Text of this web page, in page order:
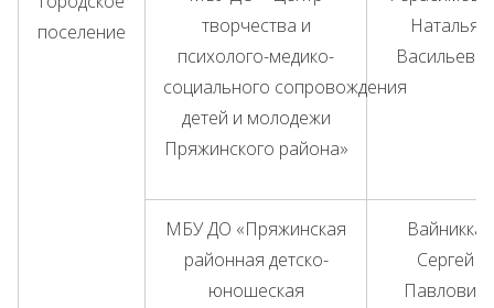
поселение
творчества и
психолого-медико-
социального сопровождения
детей и молодежи
Пряжинского района»
Наталья
Васильевна
МБУ ДО «Пряжинская
районная детско-
юношеская
Вайникка
Сергей
Павлович